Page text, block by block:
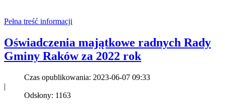
Pełna treść informacji
Oświadczenia majątkowe radnych Rady
Gminy Raków za 2022 rok
Czas opublikowania: 2023-06-07 09:33
|
Odsłony: 1163